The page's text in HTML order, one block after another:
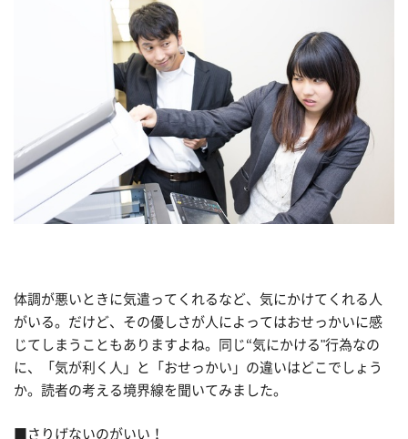
体調が悪いときに気遣ってくれるなど、気にかけてくれる人
がいる。だけど、その優しさが人によってはおせっかいに感
じてしまうこともありますよね。同じ“気にかける"行為なの
に、「気が利く人」と「おせっかい」の違いはどこでしょう
か。読者の考える境界線を聞いてみました。
■さりげないのがいい！